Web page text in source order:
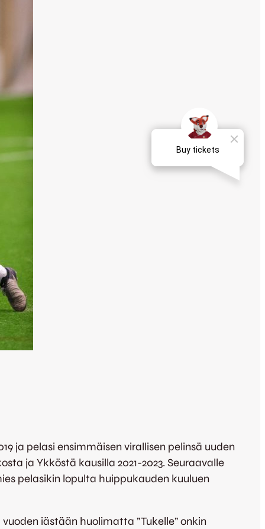
ja pelasi ensimmäisen virallisen pelinsä uuden
ja Ykköstä kausilla 2021-2023. Seuraavalle
pelasikin lopulta huippukauden kuuluen
iästään huolimatta ”Tukelle” onkin